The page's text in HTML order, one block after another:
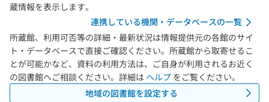
蔵情報を表示します。
連携している機関・データベースの一覧
所蔵館、利用可否等の詳細・最新状況は情報提供元の各館のサイ
ト・データベースで直接ご確認ください。所蔵館から取寄せるこ
とが可能かなど、資料の利用方法は、ご自身が利用されるお近く
の図書館へご相談ください。詳細は ヘルプ をご覧ください。
地域の図書館を設定する